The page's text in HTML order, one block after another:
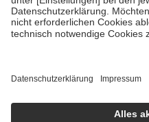
• empfohlenen Schutzimpfungen
• Harn- und Blutteststreifen
getroffen, um sicherzustellen,
https://help.etrusted.com/hc/